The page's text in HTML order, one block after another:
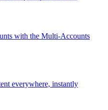
with the Multi-Accounts
everywhere, instantly